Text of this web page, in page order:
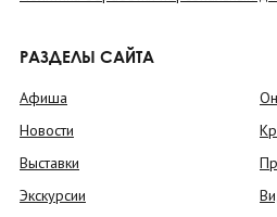
РАЗДЕЛЫ САЙТА
Афиша
Новости
Выставки
Экскурсии